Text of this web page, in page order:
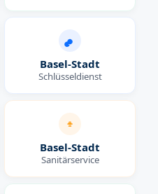
Basel-Stadt
Schlüsseldienst
Basel-Stadt
Sanitärservice